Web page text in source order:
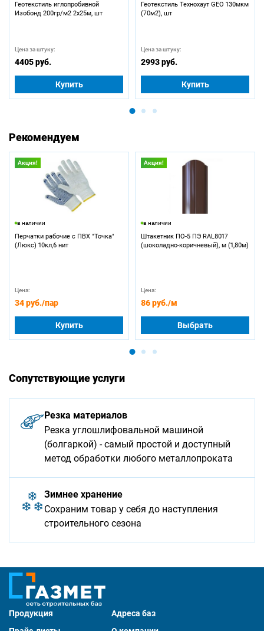
Геотекстиль иглопробивной
Изобонд 200гр/м2 2х25м, шт
Цена за штуку:
4405 руб.
Купить
Геотекстиль Технохаут GEO 130мкм
(70м2), шт
Цена за штуку:
2993 руб.
Купить
Рекомендуем
Акция!
в наличии
Перчатки рабочие с ПВХ "Точка"
(Люкс) 10кл,6 нит
Цена:
34 руб./пар
Купить
Акция!
в наличии
Штакетник ПО-5 ПЭ RAL8017
(шоколадно-коричневый), м (1,80м)
Цена:
86 руб./м
Выбрать
Сопутствующие услуги
Резка материалов
Резка углошлифовальной машиной
(болгаркой) - самый простой и доступный
метод обработки любого металлопроката
Зимнее хранение
Сохраним товар у себя до наступления
строительного сезона
Продукция
Адреса баз